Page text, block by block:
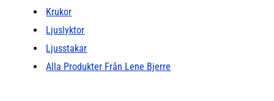
Krukor
Ljuslyktor
Ljusstakar
Alla Produkter Från Lene Bjerre